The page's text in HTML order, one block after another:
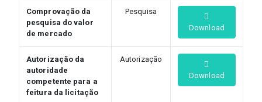
Comprovação da
pesquisa do valor
de mercado
Pesquisa
Download
Autorização da
autoridade
competente para a
feitura da licitação
Autorização
Download